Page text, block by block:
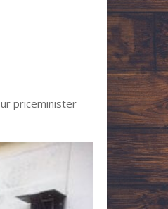
priceminister